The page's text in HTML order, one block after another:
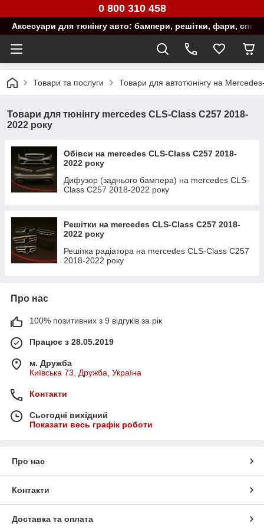
0 800 310 458
Аксесуари для тюнінгу авто: бампери, решітки, фари,
Товари та послуги Товари для автотюнінгу на
Товари для тюнінгу mercedes CLS-Class C257 2018-
2022 року
Обівси на mercedes CLS-Class C257 2018-
2022 року
Дифузор (заднього бампера) на mercedes CLS-
Class C257 2018-2022 року
Решітки на mercedes CLS-Class C257 2018-
2022 року
Решітка радіатора на mercedes CLS-Class C257
2018-2022 року
Про нас
100% позитивних з 9 відгуків за рік
Працює з 28.05.2019
м. Дружба
Київська 73, Дружба, Україна
Контакти
Сьогодні вихідний
Показати весь графік роботи
Про нас
Контакти
Доставка та оплата